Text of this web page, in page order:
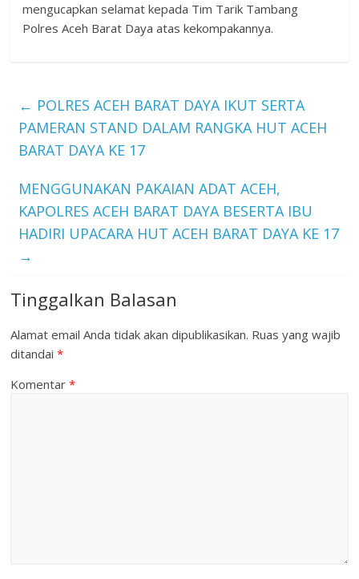
mengucapkan selamat kepada Tim Tarik Tambang
Polres Aceh Barat Daya atas kekompakannya.
← POLRES ACEH BARAT DAYA IKUT SERTA
PAMERAN STAND DALAM RANGKA HUT ACEH
BARAT DAYA KE 17
MENGGUNAKAN PAKAIAN ADAT ACEH,
KAPOLRES ACEH BARAT DAYA BESERTA IBU
HADIRI UPACARA HUT ACEH BARAT DAYA KE 17
→
Tinggalkan Balasan
Alamat email Anda tidak akan dipublikasikan. Ruas yang wajib
ditandai*
Komentar*